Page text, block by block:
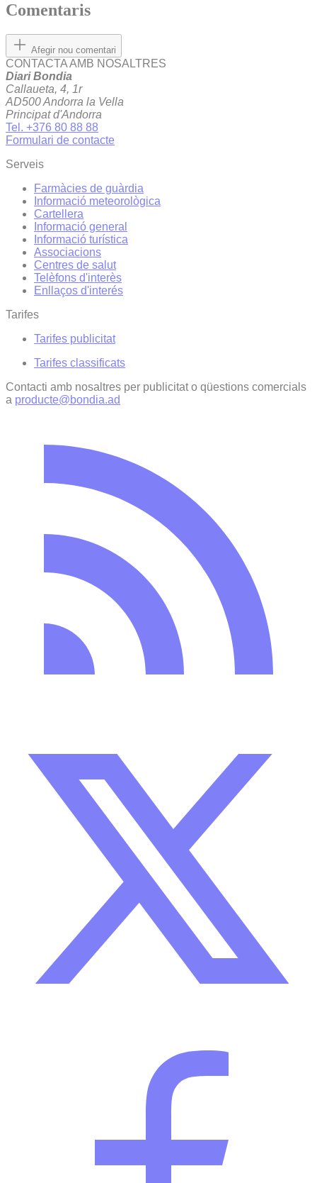
Comentaris
Afegir nou comentari
CONTACTA AMB NOSALTRES
Diari Bondia
Callaueta, 4, 1r
AD500 Andorra la Vella
Principat d'Andorra
Tel. +376 80 88 88
Formulari de contacte
Serveis
Farmàcies de guàrdia
Informació meteorològica
Cartellera
Informació general
Informació turística
Associacions
Centres de salut
Telèfons d'interès
Enllaços d'interés
Tarifes
Tarifes publicitat
Tarifes classificats
Contacti amb nosaltres per publicitat o qüestions comercials
a producte@bondia.ad